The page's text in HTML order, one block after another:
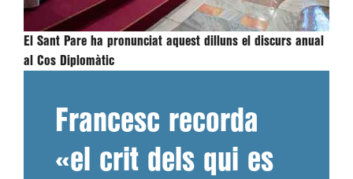
El Sant Pare ha pronunciat aquest dilluns el discurs anual
al Cos Diplomàtic
Francesc recorda
«el crit dels qui es